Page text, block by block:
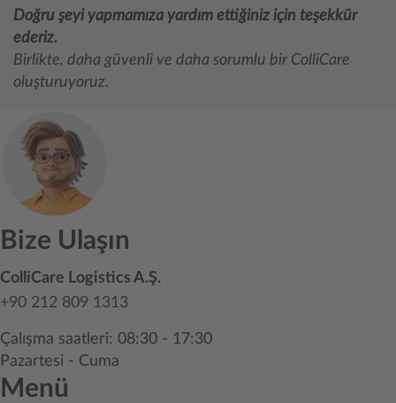
Doğru şeyi yapmamıza yardım ettiğiniz için teşekkür
ederiz.
Birlikte, daha güvenli ve daha sorumlu bir ColliCare
oluşturuyoruz.
Bize Ulaşın
ColliCare Logistics A.Ş.
+90 212 809 1313
Çalışma saatleri: 08:30 - 17:30
Pazartesi - Cuma
Menü